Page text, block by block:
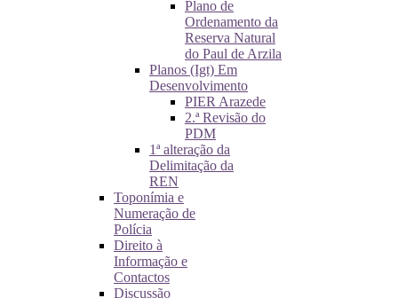
Plano de
Ordenamento da
Reserva Natural
do Paul de Arzila
Planos (Igt) Em
Desenvolvimento
PIER Arazede
2.ª Revisão do
PDM
1ª alteração da
Delimitação da
REN
Toponímia e
Numeração de
Polícia
Direito à
Informação e
Contactos
Discussão